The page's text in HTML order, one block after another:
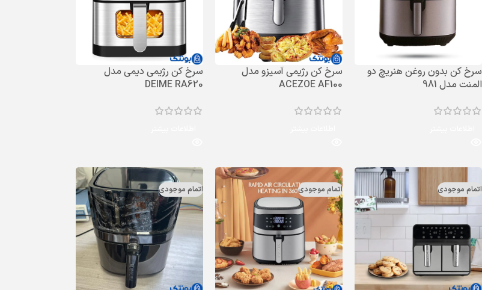
سرخ‌ کن بدون روغن هنریچ دو
المنت مدل 981
سرخ کن رژیمی آسیزو مدل
ACEZOE AF100
سرخ کن رژیمی دیمی مدل
DEIME RA620
اتمام موجودی اتمام موجودی اتمام موجودی